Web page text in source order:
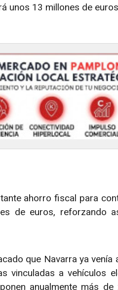
unos 13 millones de
ahorro fiscal para
de euros, reforzando
que Navarra ya venía
vinculadas a vehículos
anualmente más